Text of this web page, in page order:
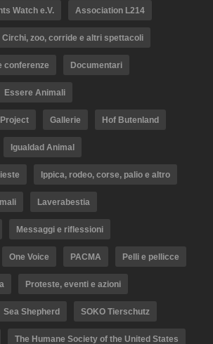
Watch e.V. Association L214
Circhi, zoo, corride e altri spettacoli
conferenze Documentari
Essere Animali
Gallerie Hof Butenland
Igualdad Animal
Ippica, rodeo, corse, palio e altro
Laverabestia
Messaggi e riflessioni
One Voice PACMA Pelli e pellicce
Proteste, eventi e azioni
Sea Shepherd SOKO Tierschutz
The Humane Society of the United States